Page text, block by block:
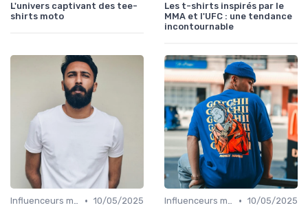
L'univers captivant des tee-
shirts moto
Les t-shirts inspirés par le
MMA et l'UFC : une tendance
incontournable
Influenceurs mode • 10/05/2025
Influenceurs mode • 10/05/2025